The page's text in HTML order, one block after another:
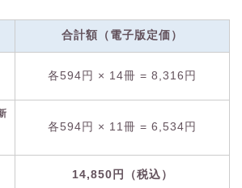
合計額（電子版定価）
各594円 × 14冊 = 8,316円
各594円 × 11冊 = 6,534円
14,850円（税込）